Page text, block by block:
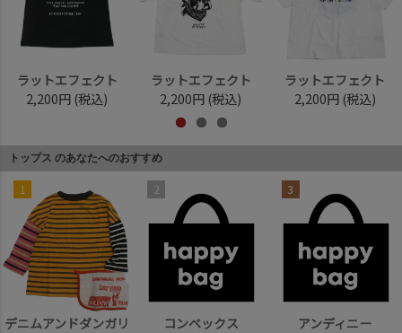
ラットエフェクト
2,200円 (税込)
ラットエフェクト
2,200円 (税込)
ラットエフェクト
2,200円 (税込)
トップス のあなたへのおすすめ
1
デニムアンドダンガリ
2
コンベックス
3
アンディニー